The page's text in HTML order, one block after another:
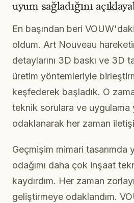
uyum sağladığını
En başından beri
oldum. Art Nouveau
detaylarını 3D baskı ve 3D
üretim yöntemleriyle
keşfederek başladık. O
teknik sorulara ve uygulama
odaklanarak her zaman
Geçmişim mimari tasarımda
odağımı daha çok inşaat
kaydırdım. Her zaman
geliştirmeye odaklandım.